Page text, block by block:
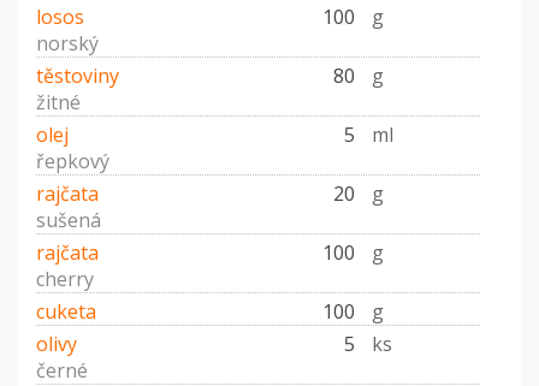
losos 100
g
norský
těstoviny
80
g
žitné
olej
5
ml
řepkový
rajčata
20
g
sušená
rajčata
100
g
cherry
cuketa
100
g
olivy
5
ks
černé